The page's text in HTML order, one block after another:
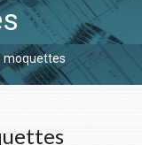
moquettes